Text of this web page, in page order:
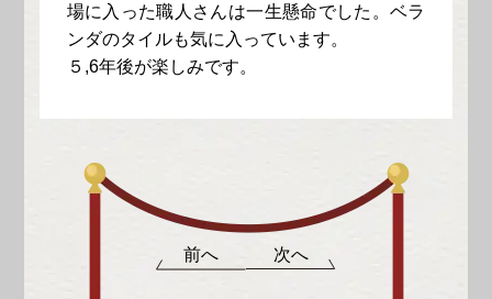
場に入った職人さんは一生懸命でした。ベラ
ンダのタイルも気に入っています。
５,6年後が楽しみです。
前へ 次へ